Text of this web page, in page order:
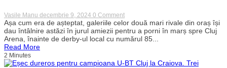
Vasile Manu decembrie 9, 2024 0 Commenton
Unde
își
dau
întâlnire
rivale
Așa cum era de așteptat, galeriile celor două mari rivale din oraș își
dau întâlnire astăzi în jurul amiezii pentru a porni în marș spre Cluj
Arena, înainte de derby-ul local cu numărul 85...
Read More
2 Minutes